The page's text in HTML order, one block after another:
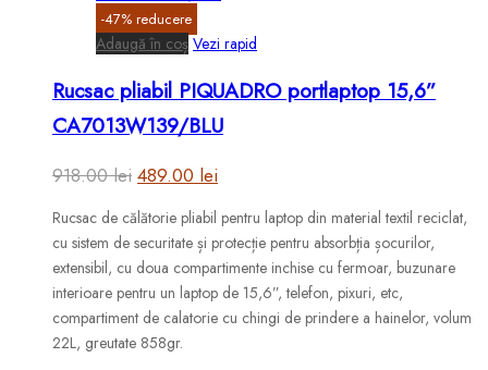
-47% reducere
Adaugă în coș Vezi rapid
Rucsac pliabil PIQUADRO portlaptop 15,6”
CA7013W139/BLU
918.00lei Prețul
inițial
a
fost:
918.00 lei.
489.00 lei
curent
este:
489.00 lei.
Rucsac de călătorie pliabil pentru laptop din material textil reciclat,
cu sistem de securitate și protecție pentru absorbția șocurilor,
extensibil, cu doua compartimente inchise cu fermoar, buzunare
interioare pentru un laptop de 15,6”, telefon, pixuri, etc,
compartiment de calatorie cu chingi de prindere a hainelor, volum
22L, greutate 858gr.